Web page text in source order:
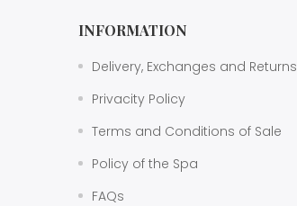
INFORMATION
Delivery, Exchanges and Returns
Privacity Policy
Terms and Conditions of Sale
Policy of the Spa
FAQs